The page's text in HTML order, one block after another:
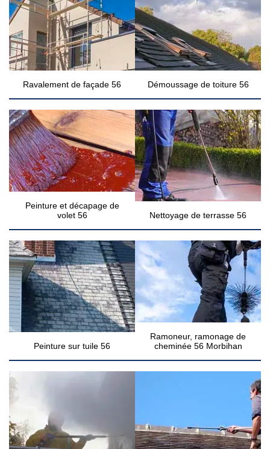
Ravalement de façade 56 Démoussage de toiture 56
Peinture et décapage de
volet 56
Nettoyage de terrasse 56
Peinture sur tuile 56
Ramoneur, ramonage de
cheminée 56 Morbihan